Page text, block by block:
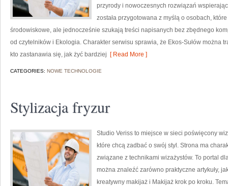
przyrody i nowoczesnych rozwiązań
została przygotowana z myślą o osobach,
środowiskowe, ale jednocześnie szukają treści napisanych bez zbędnego
od czytelników i Ekologia. Charakter serwisu sprawia, że Ekos-Sułów można
kto zastanawia się, jak żyć bardziej [ Read More ]
CATEGORIES: NOWE TECHNOLOGIE
Stylizacja fryzur
Studio Veriss to miejsce w sieci poświęcony
które chcą zadbać o swój styl. Strona ma
związane z technikami wizażystów. To portal
można znaleźć zarówno praktyczne artykuły,
kreatywny makijaż i Makijaż krok po kroku.